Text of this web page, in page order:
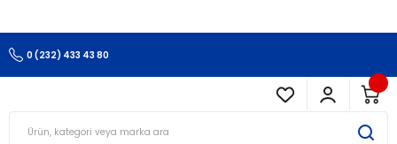
0 (232) 433 43 80